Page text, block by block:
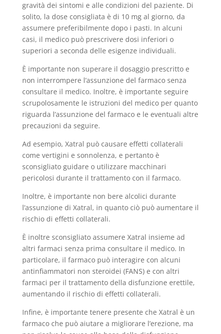
gravità dei sintomi e alle condizioni del paziente. Di
solito, la dose consigliata è di 10 mg al giorno, da
assumere preferibilmente dopo i pasti. In alcuni
casi, il medico può prescrivere dosi inferiori o
superiori a seconda delle esigenze individuali.
È importante non superare il dosaggio prescritto e
non interrompere l’assunzione del farmaco senza
consultare il medico. Inoltre, è importante seguire
scrupolosamente le istruzioni del medico per quanto
riguarda l’assunzione del farmaco e le eventuali altre
precauzioni da seguire.
Ad esempio, Xatral può causare effetti collaterali
come vertigini e sonnolenza, e pertanto è
sconsigliato guidare o utilizzare macchinari
pericolosi durante il trattamento con il farmaco.
Inoltre, è importante non bere alcolici durante
l’assunzione di Xatral, in quanto ciò può aumentare il
rischio di effetti collaterali.
È inoltre sconsigliato assumere Xatral insieme ad
altri farmaci senza prima consultare il medico. In
particolare, il farmaco può interagire con alcuni
antinfiammatori non steroidei (FANS) e con altri
farmaci per il trattamento della disfunzione erettile,
aumentando il rischio di effetti collaterali.
Infine, è importante tenere presente che Xatral è un
farmaco che può aiutare a migliorare l’erezione, ma